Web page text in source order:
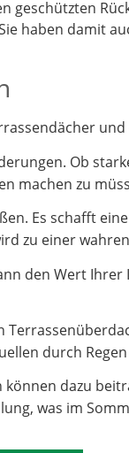
geschützten
haben damit
Ob
machen zu
Es schafft
zu einer
den Wert
durch
dazu
was im